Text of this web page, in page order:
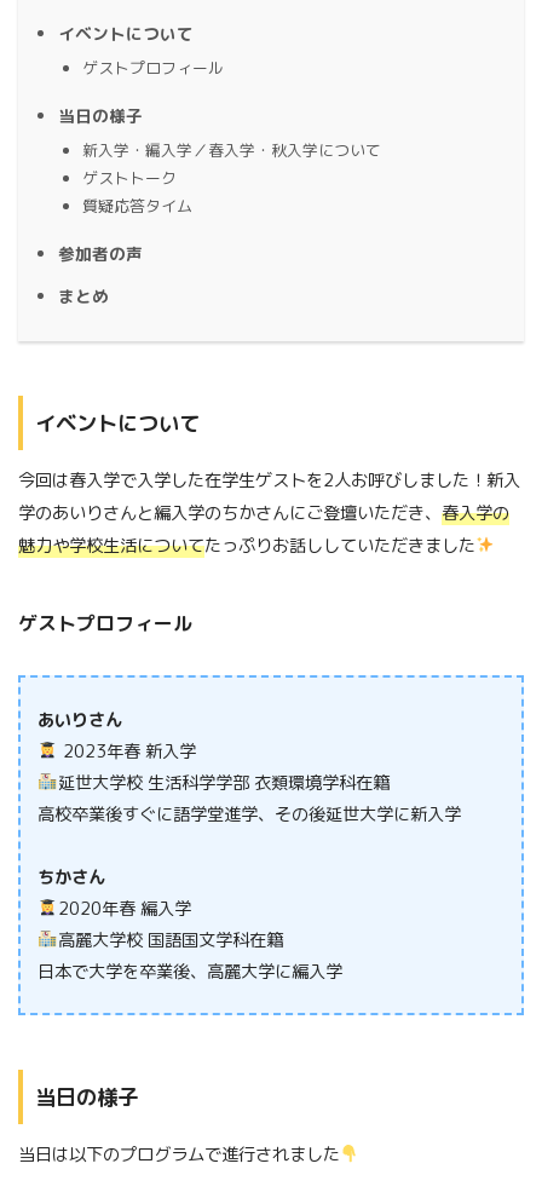
イベントについて
ゲストプロフィール
当日の様子
新入学・編入学／春入学・秋入学について
ゲストトーク
質疑応答タイム
参加者の声
まとめ
イベントについて
今回は春入学で入学した在学生ゲストを2人お呼びしました！新入
学のあいりさんと編入学のちかさんにご登壇いただき、 春入学の
魅力や学校生活についてたっぷりお話ししていただきました
ゲストプロフィール
あいりさん
2023年春 新入学
延世大学校 生活科学学部 衣類環境学科在籍
高校卒業後すぐに語学堂進学、その後延世大学に新入学
ちかさん
2020年春 編入学
高麗大学校 国語国文学科在籍
日本で大学を卒業後、高麗大学に編入学
当日の様子
当日は以下のプログラムで進行されました